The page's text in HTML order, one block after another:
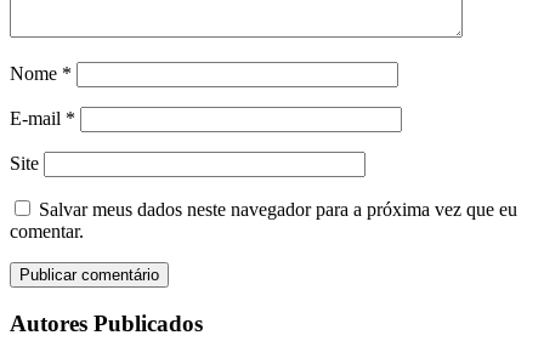
Nome *
E-mail *
Site
Salvar meus dados neste navegador para a próxima vez que eu
comentar.
Autores Publicados